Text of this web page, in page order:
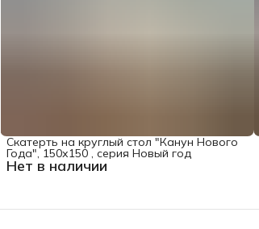
Нет в наличии
Скатерть на круглый стол "Канун Нового
Года", 150х150 , серия Новый год